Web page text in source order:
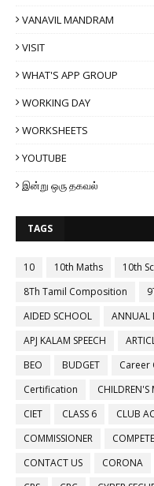
VANAVIL MANDRAM
VISIT
WHAT'S APP GROUP
WORKING DAY
WORKSHEETS
YOUTUBE
இன்று ஒரு தகவல்
TAGS
10 10th Maths 10th
8Th Tamil Composition
AIDED SCHOOL
ANNUAL
APJ KALAM SPEECH
BEO
BUDGET Career
Certification
CIET
CLASS 6 CLUB
COMMISSIONER
CONTACT US
CORONA